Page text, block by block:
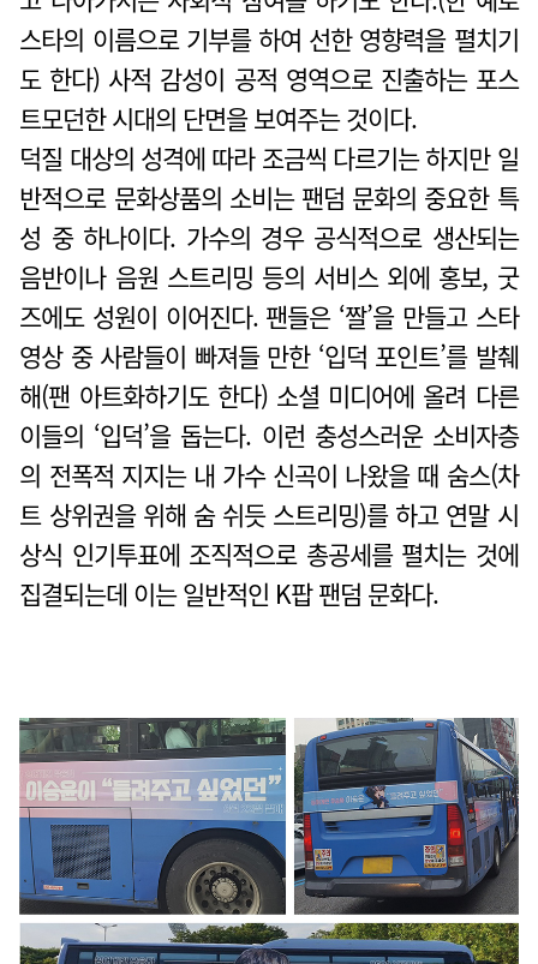
스타의 이름으로 기부를 하여 선한 영향력을 펼치기
도 한다) 사적 감성이 공적 영역으로 진출하는 포스
트모던한 시대의 단면을 보여주는 것이다.
덕질 대상의 성격에 따라 조금씩 다르기는 하지만 일
반적으로 문화상품의 소비는 팬덤 문화의 중요한 특
성 중 하나이다. 가수의 경우 공식적으로 생산되는
음반이나 음원 스트리밍 등의 서비스 외에 홍보, 굿
즈에도 성원이 이어진다. 팬들은 ‘짤’을 만들고 스타
영상 중 사람들이 빠져들 만한 ‘입덕 포인트’를 발췌
해(팬 아트화하기도 한다) 소셜 미디어에 올려 다른
이들의 ‘입덕’을 돕는다. 이런 충성스러운 소비자층
의 전폭적 지지는 내 가수 신곡이 나왔을 때 숨스(차
트 상위권을 위해 숨 쉬듯 스트리밍)를 하고 연말 시
상식 인기투표에 조직적으로 총공세를 펼치는 것에
집결되는데 이는 일반적인 K팝 팬덤 문화다.